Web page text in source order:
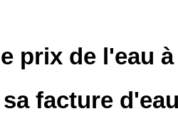
prix de l'eau
facture